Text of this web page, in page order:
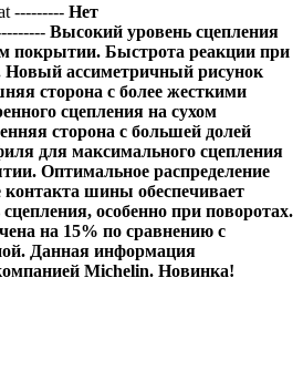
--------- Нет
Высокий уровень сцепления
покрытии. Быстрота реакции при
Новый ассиметричный рисунок
сторона с более жесткими
сцепления на сухом
сторона с большей долей
для максимального сцепления
Оптимальное распределение
контакта шины обеспечивает
особенно при поворотах.
на 15% по сравнению с
Данная информация
Michelin. Новинка!